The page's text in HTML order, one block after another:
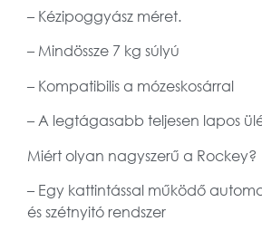
– Kézipoggyász méret.
– Mindössze 7 kg súlyú
– Kompatibilis a mózeskosárral
– A legtágasabb teljesen lapos
Miért olyan nagyszerű a Rockey?
– Egy kattintással működő
és szétnyitó rendszer